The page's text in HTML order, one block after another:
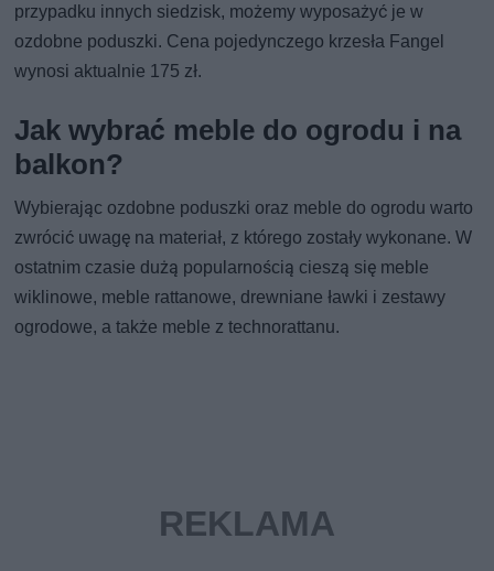
przypadku innych siedzisk, możemy wyposażyć je w
ozdobne poduszki. Cena pojedynczego krzesła Fangel
wynosi aktualnie 175 zł.
Jak wybrać meble do ogrodu i na
balkon?
Wybierając ozdobne poduszki oraz meble do ogrodu warto
zwrócić uwagę na materiał, z którego zostały wykonane. W
ostatnim czasie dużą popularnością cieszą się meble
wiklinowe, meble rattanowe, drewniane ławki i zestawy
ogrodowe, a także meble z technorattanu.